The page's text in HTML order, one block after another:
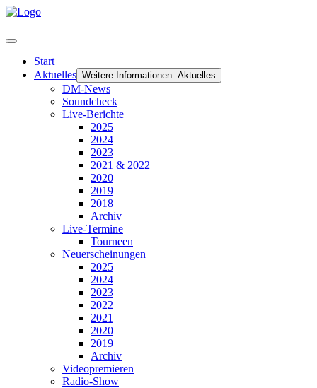
Start
Aktuelles Weitere Informationen: Aktuelles
DM-News
Soundcheck
Live-Berichte
2025
2024
2023
2021 & 2022
2020
2019
2018
Archiv
Live-Termine
Tourneen
Neuerscheinungen
2025
2024
2023
2022
2021
2020
2019
Archiv
Videopremieren
Radio-Show